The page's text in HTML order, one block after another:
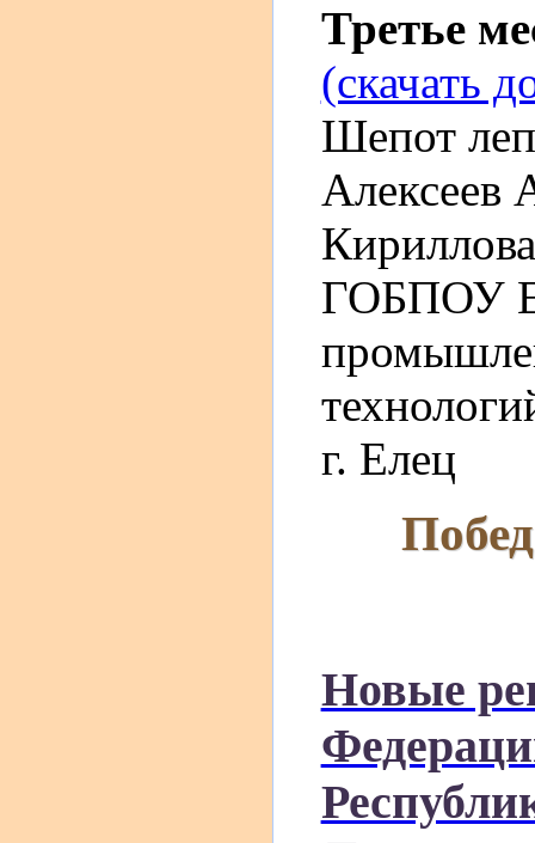
Третье
(скачать
Шепот
Алексеев
ГОБПОУ
г. Елец
Новые